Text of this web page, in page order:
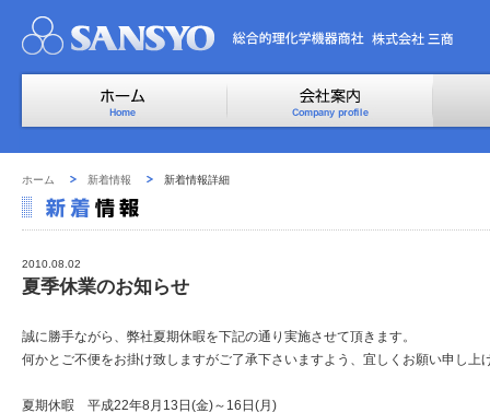
ホーム 新着情報 新着情報詳細
2010.08.02
夏季休業のお知らせ
誠に勝手ながら、弊社夏期休暇を下記の通り実施させて頂きます。
何かとご不便をお掛け致しますがご了承下さいますよう、宜しくお願い申し上
夏期休暇 平成22年8月13日(金)～16日(月)